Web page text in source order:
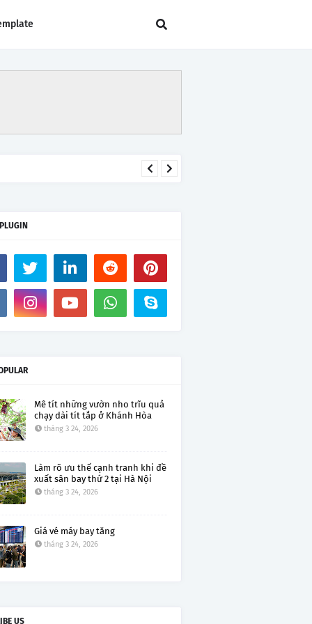
Mê tít những vườn nho trĩu quả
chạy dài tít tắp ở Khánh Hòa
tháng 3 24, 2026
Làm rõ ưu thế cạnh tranh khi đề
xuất sân bay thứ 2 tại Hà Nội
tháng 3 24, 2026
Giá vé máy bay tăng
tháng 3 24, 2026
US